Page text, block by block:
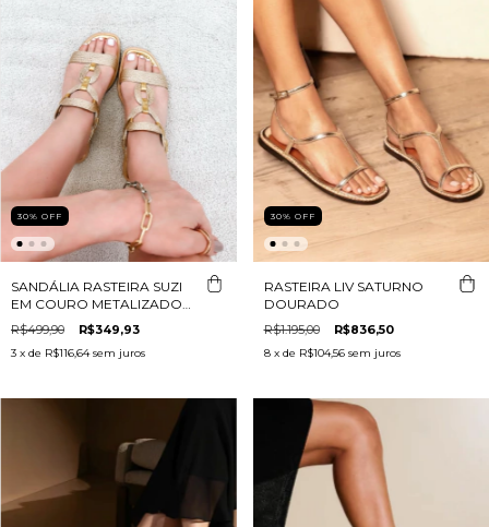
30% OFF
SANDÁLIA RASTEIRA SUZI
EM COURO METALIZADO
DOURADO
R$499,90 R$349,93
3 x de R$116,64 sem juros
30% OFF
RASTEIRA LIV SATURNO
DOURADO
R$1.195,00 R$836,50
8 x de R$104,56 sem juros